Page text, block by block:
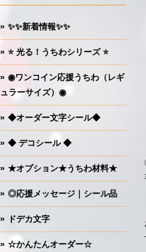
✨✨新着情報✨✨
⭐️ 光る！うちわシリーズ ⭐️
◉ワンコイン応援うちわ（レギ
ュラーサイズ）◉
◆オーダー文字シール◆
◆ デコシール ◆
★オプション★うちわ材料★
◎応援メッセージ｜シール品
ドデカ文字
☆かんたんオーダー☆